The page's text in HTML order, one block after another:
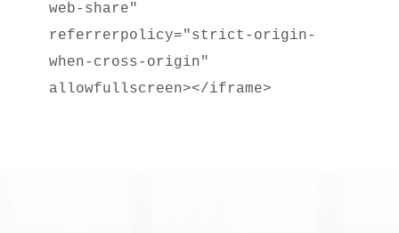
web-share"
referrerpolicy="strict-origin-
when-cross-origin"
allowfullscreen></iframe>